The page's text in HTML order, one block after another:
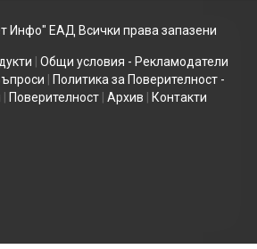
Инфо" ЕАД Всички права запазени
Общи условия - Рекламодатели
Политика за Поверителност -
Поверителност Архив Контакти